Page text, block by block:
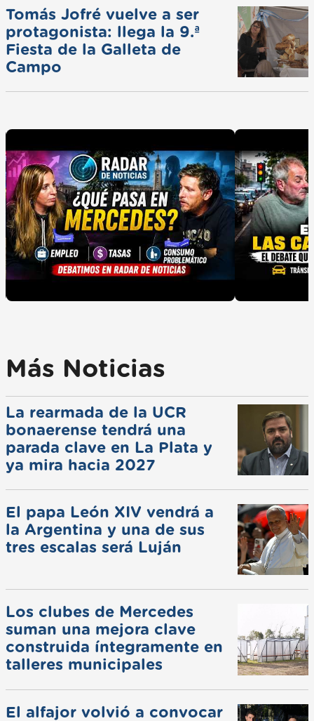
Tomás Jofré vuelve a ser
protagonista: llega la 9.ª
Fiesta de la Galleta de
Campo
Más Noticias
La rearmada de la UCR
bonaerense tendrá una
parada clave en La Plata y
ya mira hacia 2027
El papa León XIV vendrá a
la Argentina y una de sus
tres escalas será Luján
Los clubes de Mercedes
suman una mejora clave
construida íntegramente en
talleres municipales
El alfajor volvió a convocar